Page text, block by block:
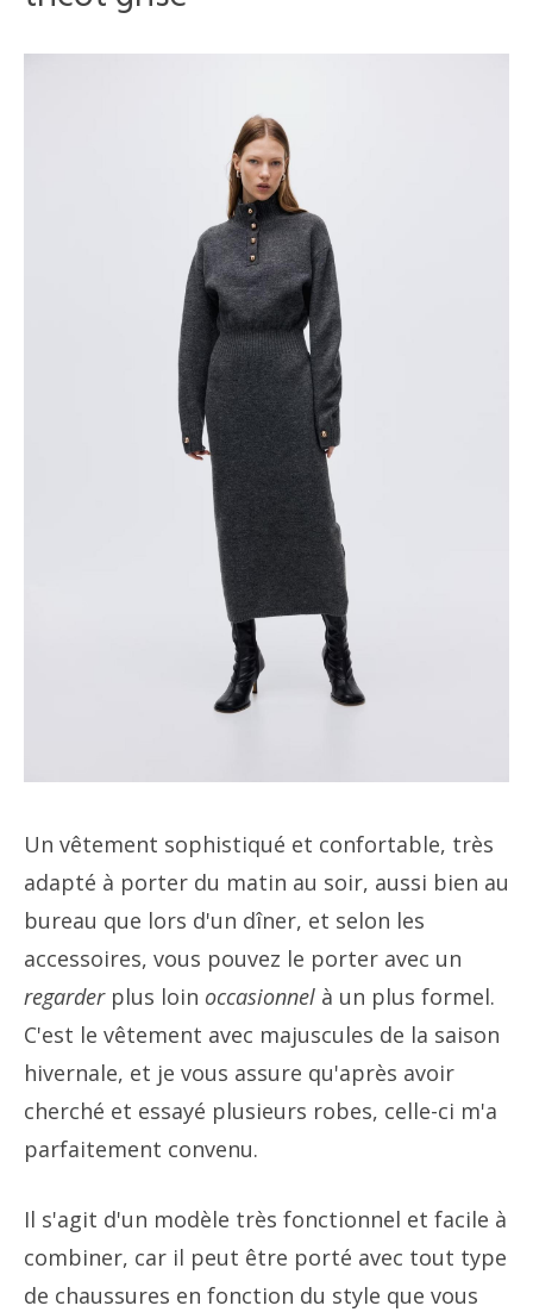
Un vêtement sophistiqué et confortable, très
adapté à porter du matin au soir, aussi bien au
bureau que lors d'un dîner, et selon les
accessoires, vous pouvez le porter avec un
regarder plus loin occasionnel à un plus formel.
C'est le vêtement avec majuscules de la saison
hivernale, et je vous assure qu'après avoir
cherché et essayé plusieurs robes, celle-ci m'a
parfaitement convenu.
Il s'agit d'un modèle très fonctionnel et facile à
combiner, car il peut être porté avec tout type
de chaussures en fonction du style que vous